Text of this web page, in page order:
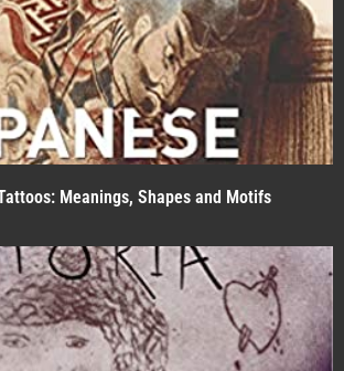
Meanings, Shapes and Motifs